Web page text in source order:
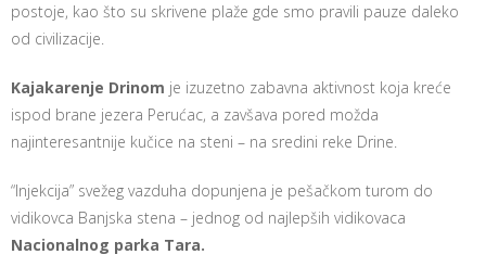
postoje, kao što su skrivene plaže gde smo pravili pauze daleko
od civilizacije.
Kajakarenje Drinom je izuzetno zabavna aktivnost koja kreće
ispod brane jezera Perućac, a zavšava pored možda
najinteresantnije kučice na steni – na sredini reke Drine.
“Injekcija” svežeg vazduha dopunjena je pešačkom turom do
vidikovca Banjska stena – jednog od najlepših vidikovaca
Nacionalnog parka Tara.